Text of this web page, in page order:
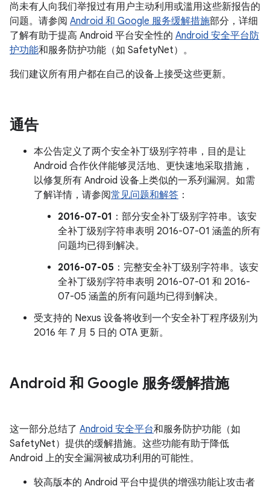
尚未有人向我们举报过有用户主动利用或滥用这些新报告的
问题。请参阅 Android 和 Google 服务缓解措施部分，详细
了解有助于提高 Android 平台安全性的 Android 安全平台防
护功能和服务防护功能（如 SafetyNet）。
我们建议所有用户都在自己的设备上接受这些更新。
通告
本公告定义了两个安全补丁级别字符串，目的是让
Android 合作伙伴能够灵活地、更快速地采取措施，
以修复所有 Android 设备上类似的一系列漏洞。如需
了解详情，请参阅常见问题和解答 ：
2016-07-01 ：部分安全补丁级别字符串。该安
全补丁级别字符串表明 2016-07-01 涵盖的所有
问题均已得到解决。
2016-07-05 ：完整安全补丁级别字符串。该安
全补丁级别字符串表明 2016-07-01 和 2016-
07-05 涵盖的所有问题均已得到解决。
受支持的 Nexus 设备将收到一个安全补丁程序级别为
2016 年 7 月 5 日的 OTA 更新。
Android 和 Google 服务缓解措施
这一部分总结了 Android 安全平台和服务防护功能（如
SafetyNet）提供的缓解措施。这些功能有助于降低
Android 上的安全漏洞被成功利用的可能性。
较高版本的 Android 平台中提供的增强功能让攻击者